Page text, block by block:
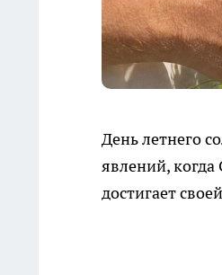
День летнего
явлений,
достигает